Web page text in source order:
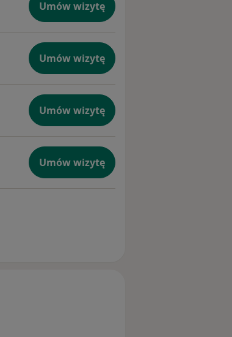
Umów wizytę
Umów wizytę
Umów wizytę
Umów wizytę